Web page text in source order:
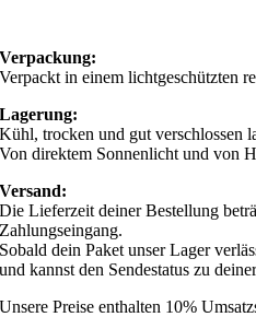
Verpackung:
Verpackt in einem lichtgeschützten
Lagerung:
Kühl, trocken und gut verschlossen
Von direktem Sonnenlicht und von
Versand:
Die Lieferzeit deiner Bestellung
Zahlungseingang.
Sobald dein Paket unser Lager
und kannst den Sendestatus zu
Unsere Preise enthalten 10%